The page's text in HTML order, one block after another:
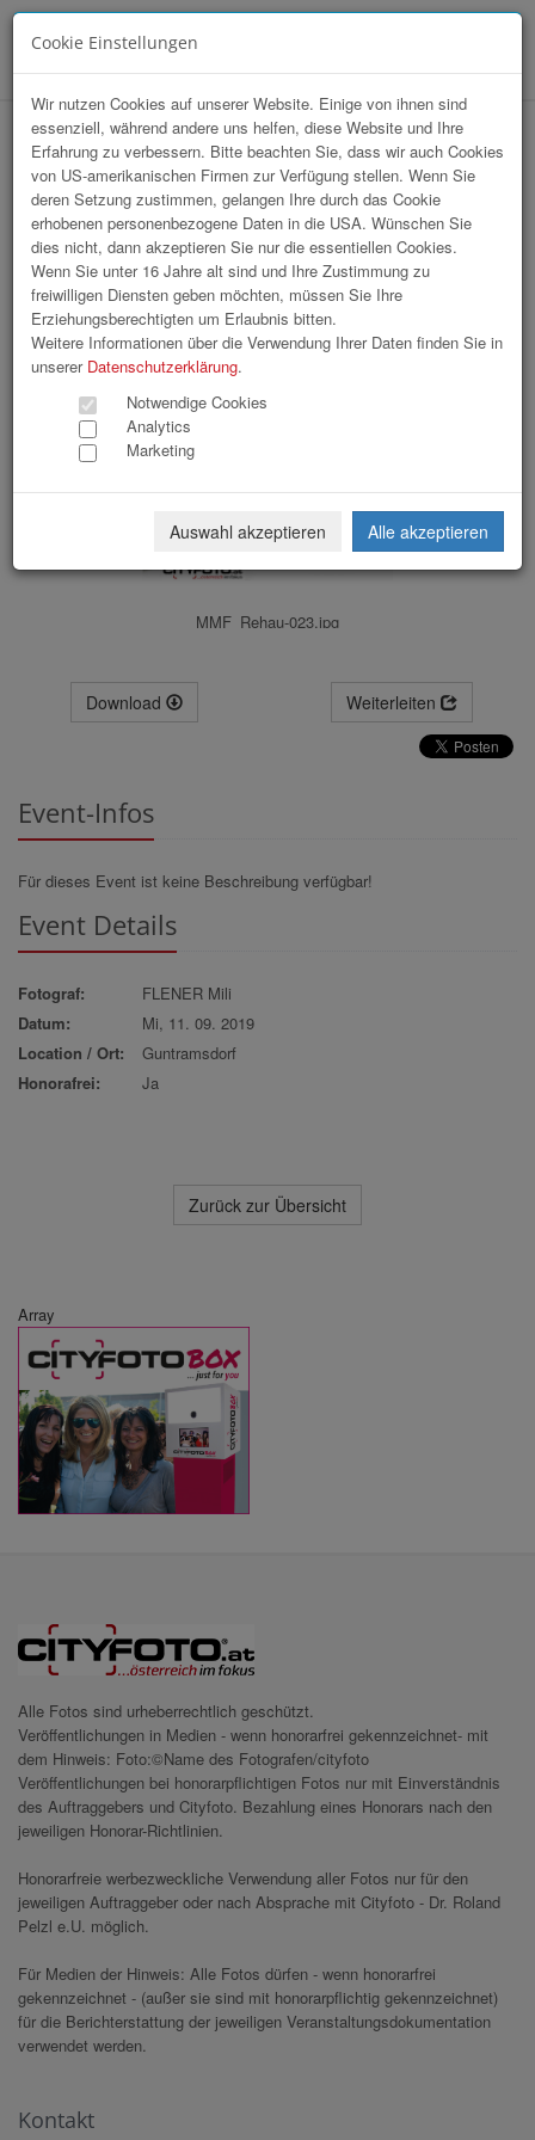
hr-lounge Ost zu Gast bei REHAU
Gesellschaft m.b.H.
MMF_Rehau-023.jpg
Download Weiterleiten
Event-Infos
Für dieses Event ist keine Beschreibung verfügbar!
Event Details
Fotograf:
FLENER Mili
Datum:
Mi, 11. 09. 2019
Location / Ort:
Guntramsdorf
Honorafrei:
Ja
Zurück zur Übersicht
Array
Alle Fotos sind urheberrechtlich geschützt.
Veröffentlichungen in Medien - wenn honorarfrei gekennzeichnet- mit
dem Hinweis: Foto:©Name des Fotografen/cityfoto
Veröffentlichungen bei honorarpflichtigen Fotos nur mit Einverständnis
des Auftraggebers und Cityfoto. Bezahlung eines Honorars nach den
jeweiligen Honorar-Richtlinien.
Honorarfreie werbezweckliche Verwendung aller Fotos nur für den
jeweiligen Auftraggeber oder nach Absprache mit Cityfoto - Dr. Roland
Pelzl e.U. möglich.
Für Medien der Hinweis: Alle Fotos dürfen - wenn honorarfrei
gekennzeichnet - (außer sie sind mit honorarpflichtig gekennzeichnet)
für die Berichterstattung der jeweiligen Veranstaltungsdokumentation
verwendet werden.
Kontakt
Cookie Einstellungen
Wir nutzen Cookies auf unserer Website. Einige von ihnen sind
essenziell, während andere uns helfen, diese Website und Ihre
Erfahrung zu verbessern. Bitte beachten Sie, dass wir auch Cookies
von US-amerikanischen Firmen zur Verfügung stellen. Wenn Sie
deren Setzung zustimmen, gelangen Ihre durch das Cookie
erhobenen personenbezogene Daten in die USA. Wünschen Sie
dies nicht, dann akzeptieren Sie nur die essentiellen Cookies.
Wenn Sie unter 16 Jahre alt sind und Ihre Zustimmung zu
freiwilligen Diensten geben möchten, müssen Sie Ihre
Erziehungsberechtigten um Erlaubnis bitten.
Weitere Informationen über die Verwendung Ihrer Daten finden Sie in
unserer Datenschutzerklärung.
Notwendige Cookies
Analytics
Marketing
Auswahl akzeptieren Alle akzeptieren